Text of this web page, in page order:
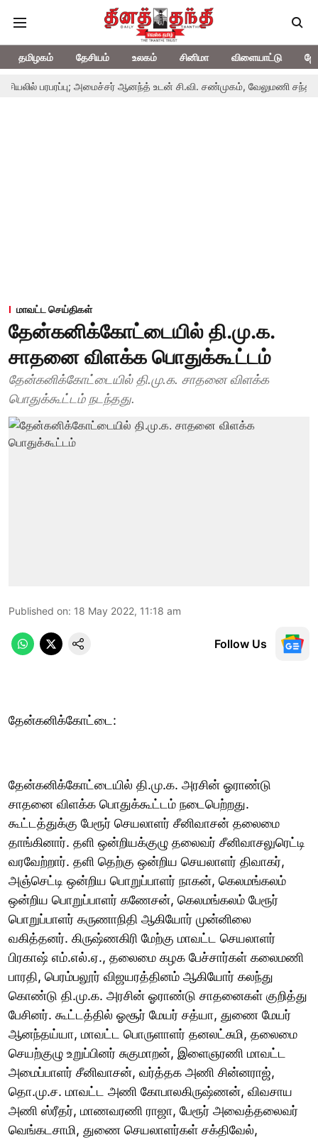
தமிழகம் தேசியம் உலகம் சினிமா விளையாட்டு
அமைச்சர் ஆனந்த் உடன் சி.வி. சண்முகம், வேலுமணி சந்திப்பு மண்
மாவட்ட செய்திகள்
தேன்கனிக்கோட்டையில் தி.மு.க.
சாதனை விளக்க பொதுக்கூட்டம்
தேன்கனிக்கோட்டையில் தி.மு.க. சாதனை விளக்க
பொதுக்கூட்டம் நடந்தது.
Published on: 18 May 2022, 11:18 am
Follow Us
தேன்கனிக்கோட்டை:
தேன்கனிக்கோட்டையில் தி.மு.க. அரசின் ஓராண்டு
சாதனை விளக்க பொதுக்கூட்டம் நடைபெற்றது.
கூட்டத்துக்கு பேரூர் செயலாளர் சீனிவாசன் தலைமை
தாங்கினார். தளி ஒன்றியக்குழு தலைவர் சீனிவாசலுரெட்டி
வரவேற்றார். தளி தெற்கு ஒன்றிய செயலாளர் திவாகர்,
அஞ்செட்டி ஒன்றிய பொறுப்பாளர் நாகன், கெலமங்கலம்
ஒன்றிய பொறுப்பாளர் கணேசன், கெலமங்கலம் பேரூர்
பொறுப்பாளர் கருணாநிதி ஆகியோர் முன்னிலை
வகித்தனர். கிருஷ்ணகிரி மேற்கு மாவட்ட செயலாளர்
பிரகாஷ் எம்.எல்.ஏ., தலைமை கழக பேச்சார்கள் கலைமணி
பாரதி, பெரம்பலூர் விஜயரத்தினம் ஆகியோர் கலந்து
கொண்டு தி.மு.க. அரசின் ஓராண்டு சாதனைகள் குறித்து
பேசினர். கூட்டத்தில் ஓசூர் மேயர் சத்யா, துணை மேயர்
ஆனந்தய்யா, மாவட்ட பொருளாளர் தனலட்சுமி, தலைமை
செயற்குழு உறுப்பினர் சுகுமாறன், இளைஞரணி மாவட்ட
அமைப்பாளர் சீனிவாசன், வர்த்தக அணி சின்னராஜ்,
தொ.மு.ச. மாவட்ட அணி கோபாலகிருஷ்ணன், விவசாய
அணி ஸ்ரீதர், மாணவரணி ராஜா, பேரூர் அவைத்தலைவர்
வெங்கடசாமி, துணை செயலாளர்கள் சக்திவேல்,